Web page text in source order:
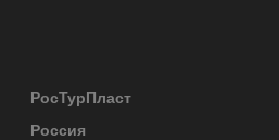
РосТурПласт
Россия